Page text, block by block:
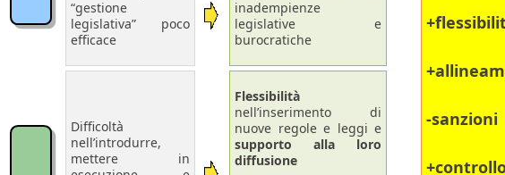
-sanzioni
“gestione
legislativa” poco
efficace
inadempienze
legislative e
burocratiche
Difficoltà
nell’introdurre,
mettere in
Flessibilità
nell’inserimento di
nuove regole e leggi e
supporto alla loro
diffusione